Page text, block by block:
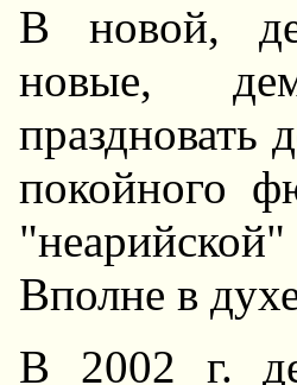
В новой,
новые,
праздновать
покойного
Вполне в
В 2002 г.